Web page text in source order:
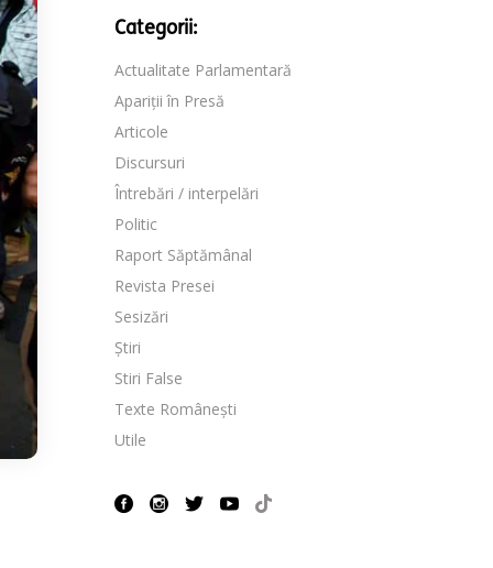
Categorii:
Actualitate Parlamentară
Apariții în Presă
Articole
Discursuri
Întrebări / interpelări
Politic
Raport Săptămânal
Revista Presei
Sesizări
Știri
Stiri False
Texte Românești
Utile